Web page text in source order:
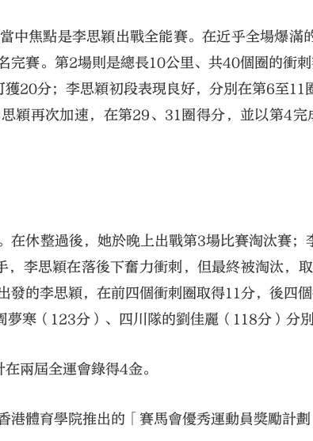
中焦點是李思穎出戰全能賽。在近乎全場爆滿
完賽。第2場則是總長10公里、共40個圈的衝
20分；李思穎初段表現良好，分別在第6至11
穎再次加速，在第29、31圈得分，並以第4
在休整過後，她於晚上出戰第3場比賽淘汰賽
，李思穎在落後下奮力衝刺，但最終被淘汰，
發的李思穎，在前四個衝刺圈取得11分，後四
寒（123分）、四川隊的劉佳麗（118分）分別
兩屆全運會錄得4金。
港體育學院推出的「賽馬會優秀運動員獎勵計劃